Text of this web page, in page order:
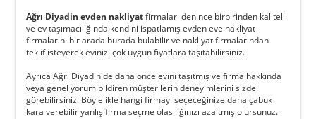
Ağrı Diyadin evden nakliyatfirmaları denince birbirinden kaliteli
ve ev taşımacılığında kendini ispatlamış evden eve nakliyat
firmalarını bir arada burada bulabilir ve nakliyat firmalarından
teklif isteyerek evinizi çok uygun fiyatlara taşıtabilirsiniz.
Ayrıca Ağrı Diyadin'de daha önce evini taşıtmış ve firma hakkında
veya genel yorum bildiren müşterilerin deneyimlerini sizde
görebilirsiniz. Böylelikle hangi firmayı seçeceğinize daha çabuk
kara verebilir yanlış firma seçme olasılığınızı azaltmış olursunuz.